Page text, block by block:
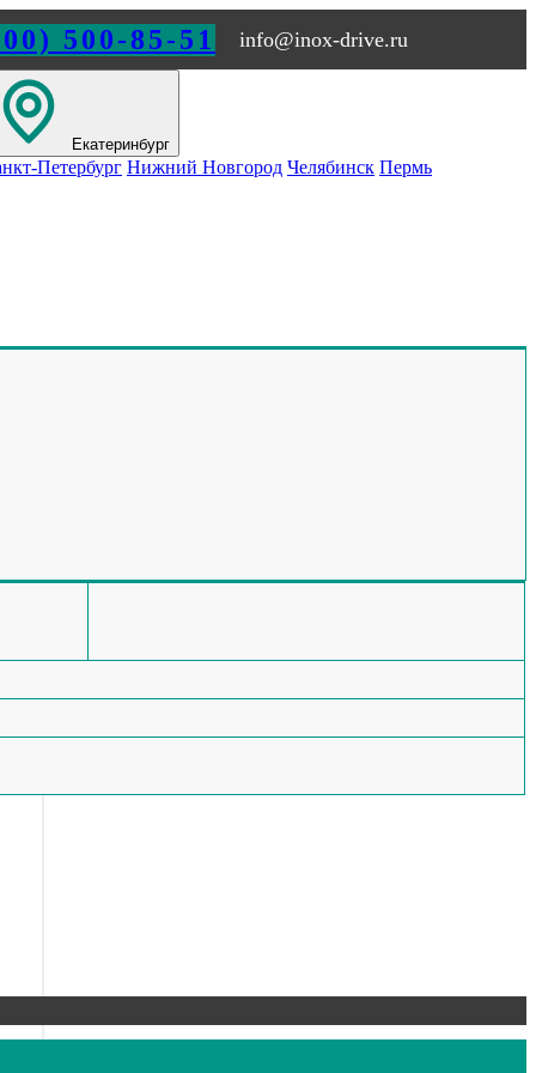
500-85-51 info@inox-drive.ru
Екатеринбург
Петербург Нижний Новгород Челябинск Пермь